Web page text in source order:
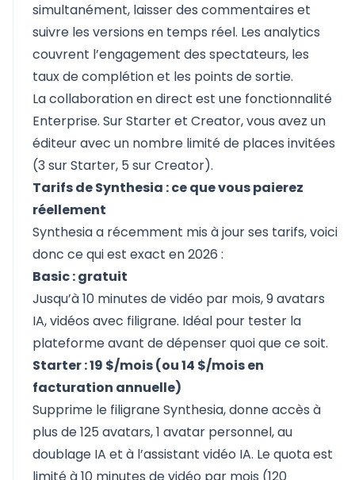
simultanément, laisser des commentaires et
suivre les versions en temps réel. Les analytics
couvrent l’engagement des spectateurs, les
taux de complétion et les points de sortie.
La collaboration en direct est une fonctionnalité
Enterprise. Sur Starter et Creator, vous avez un
éditeur avec un nombre limité de places invitées
(3 sur Starter, 5 sur Creator).
Tarifs de Synthesia : ce que vous paierez
réellement
Synthesia a récemment mis à jour ses tarifs, voici
donc ce qui est exact en 2026 :
Basic : gratuit
Jusqu’à 10 minutes de vidéo par mois, 9 avatars
IA, vidéos avec filigrane. Idéal pour tester la
plateforme avant de dépenser quoi que ce soit.
Starter : 19 $/mois (ou 14 $/mois en
facturation annuelle)
Supprime le filigrane Synthesia, donne accès à
plus de 125 avatars, 1 avatar personnel, au
doublage IA et à l’assistant vidéo IA. Le quota est